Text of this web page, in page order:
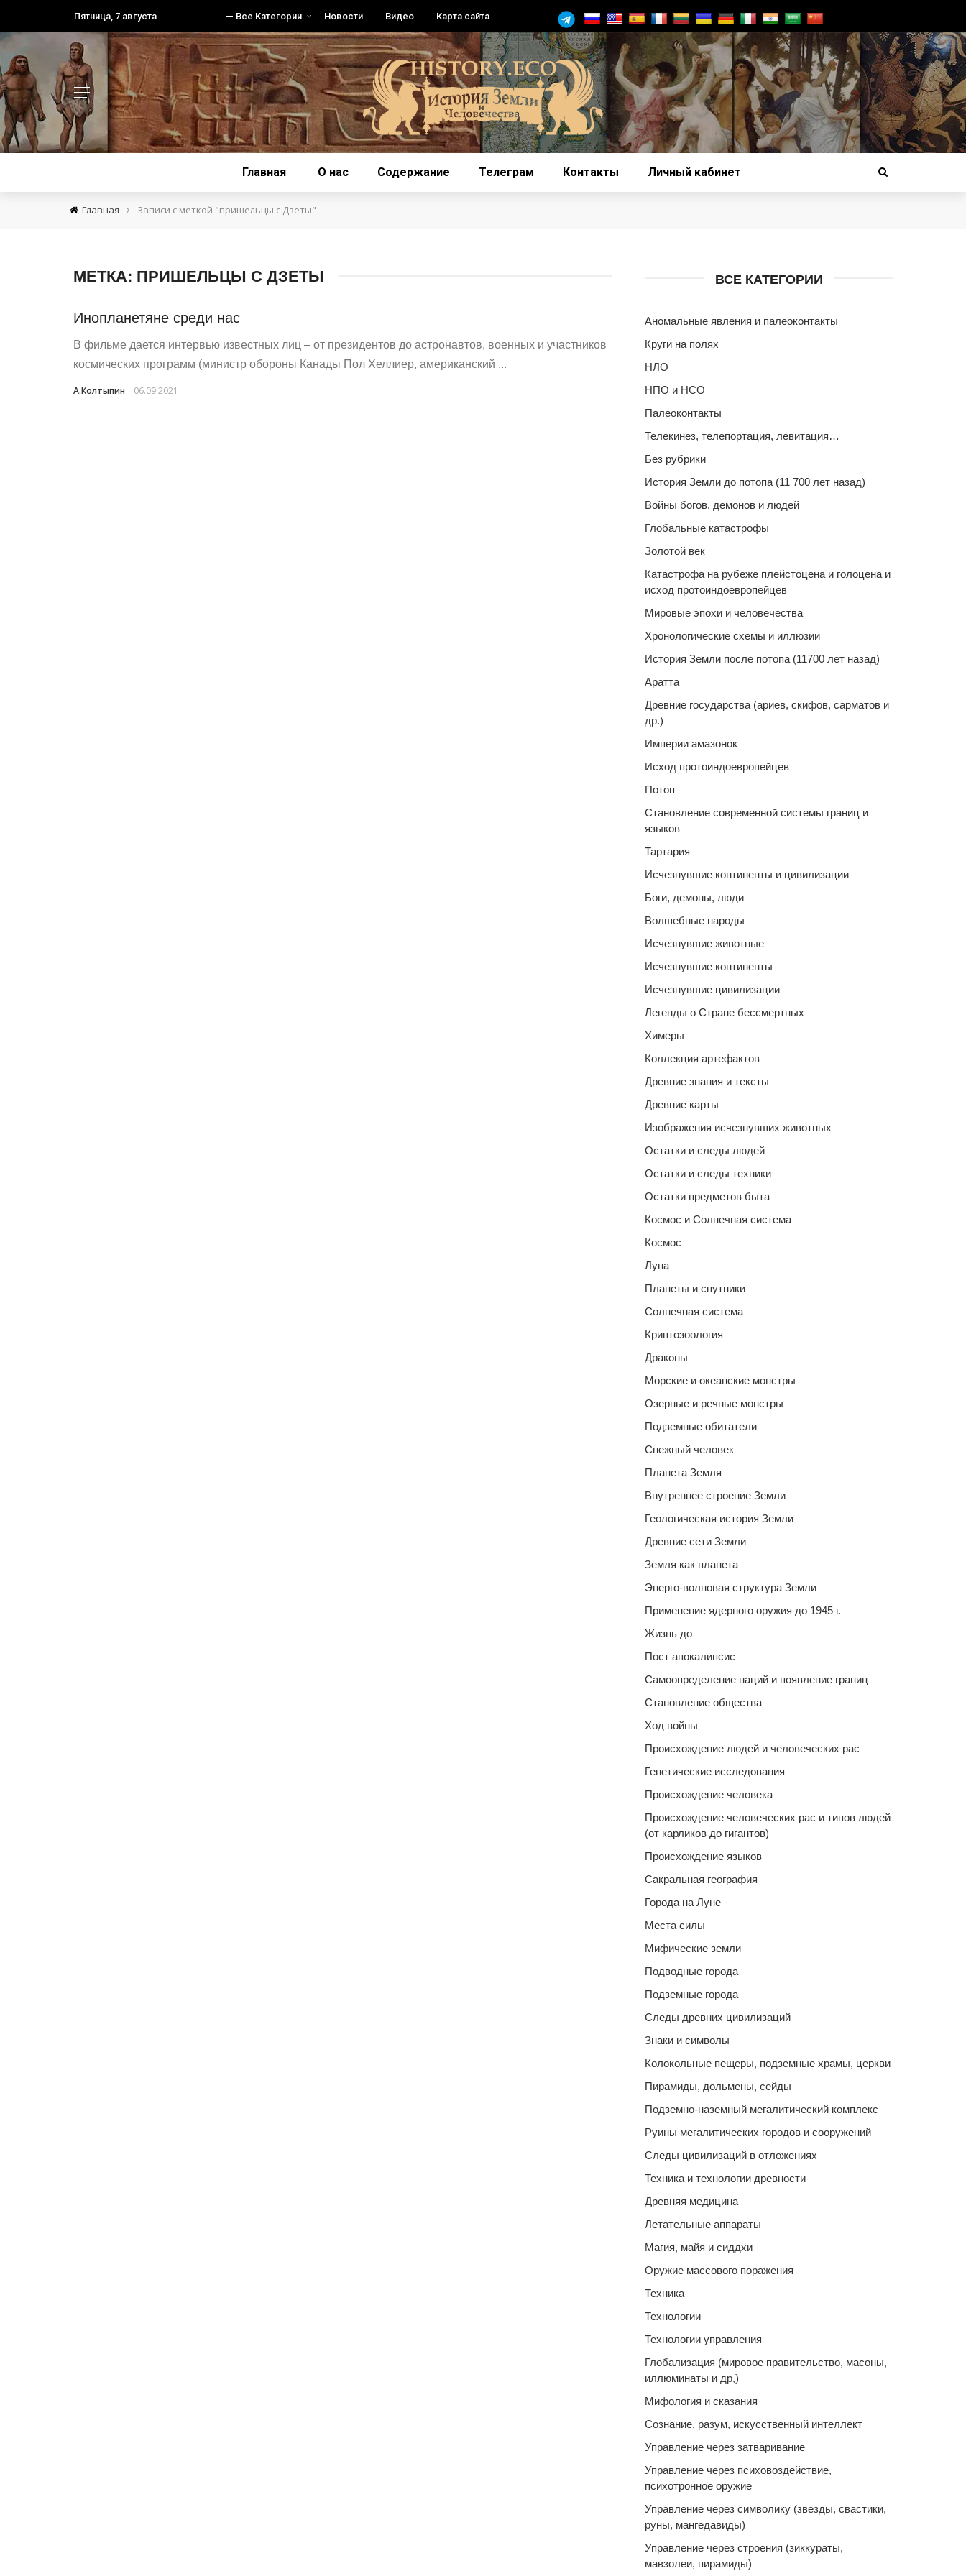
Пятница, 7 августа — Все Категории Новости Видео Карта сайта
Главная О нас Содержание Телеграм Контакты Личный кабинет
Главная › Записи с меткой "пришельцы с Дзеты"
МЕТКА: ПРИШЕЛЬЦЫ С ДЗЕТЫ
Инопланетяне среди нас
В фильме дается интервью известных лиц – от президентов до астронавтов, военных и участников
космических программ (министр обороны Канады Пол Хеллиер, американский ...
А.Колтыпин 06.09.2021
ВСЕ КАТЕГОРИИ
Аномальные явления и палеоконтакты
Круги на полях
НЛО
НПО и НСО
Палеоконтакты
Телекинез, телепортация, левитация…
Без рубрики
История Земли до потопа (11 700 лет назад)
Войны богов, демонов и людей
Глобальные катастрофы
Золотой век
Катастрофа на рубеже плейстоцена и голоцена и
исход протоиндоевропейцев
Мировые эпохи и человечества
Хронологические схемы и иллюзии
История Земли после потопа (11700 лет назад)
Аратта
Древние государства (ариев, скифов, сарматов и
др.)
Империи амазонок
Исход протоиндоевропейцев
Потоп
Становление современной системы границ и
языков
Тартария
Исчезнувшие континенты и цивилизации
Боги, демоны, люди
Волшебные народы
Исчезнувшие животные
Исчезнувшие континенты
Исчезнувшие цивилизации
Легенды о Стране бессмертных
Химеры
Коллекция артефактов
Древние знания и тексты
Древние карты
Изображения исчезнувших животных
Остатки и следы людей
Остатки и следы техники
Остатки предметов быта
Космос и Солнечная система
Космос
Луна
Планеты и спутники
Солнечная система
Криптозоология
Драконы
Морские и океанские монстры
Озерные и речные монстры
Подземные обитатели
Снежный человек
Планета Земля
Внутреннее строение Земли
Геологическая история Земли
Древние сети Земли
Земля как планета
Энерго-волновая структура Земли
Применение ядерного оружия до 1945 г.
Жизнь до
Пост апокалипсис
Самоопределение наций и появление границ
Становление общества
Ход войны
Происхождение людей и человеческих рас
Генетические исследования
Происхождение человека
Происхождение человеческих рас и типов людей
(от карликов до гигантов)
Происхождение языков
Сакральная география
Города на Луне
Места силы
Мифические земли
Подводные города
Подземные города
Следы древних цивилизаций
Знаки и символы
Колокольные пещеры, подземные храмы, церкви
Пирамиды, дольмены, сейды
Подземно-наземный мегалитический комплекс
Руины мегалитических городов и сооружений
Следы цивилизаций в отложениях
Техника и технологии древности
Древняя медицина
Летательные аппараты
Магия, майя и сиддхи
Оружие массового поражения
Техника
Технологии
Технологии управления
Глобализация (мировое правительство, масоны,
иллюминаты и др,)
Мифология и сказания
Сознание, разум, искусственный интеллект
Управление через затваривание
Управление через психовоздействие,
психотронное оружие
Управление через символику (звезды, свастики,
руны, мангедавиды)
Управление через строения (зиккураты,
мавзолеи, пирамиды)